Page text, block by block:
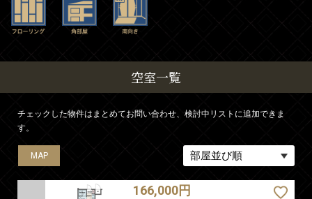
空室一覧
チェックした物件はまとめてお問い合わせ、検討中リストに追加できま
す。
MAP
166,000円
MAP
MAP
MAP
MAP
MAP
MAP
MAP
MAP
MAP
MAP